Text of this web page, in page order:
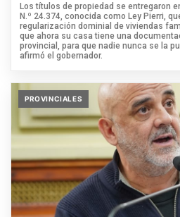
Los títulos de propiedad se entregaron
N.º 24.374, conocida como Ley Pierri,
regularización dominial de viviendas
que ahora su casa tiene una
provincial, para que nadie nunca se la
afirmó el gobernador.
PROVINCIALES